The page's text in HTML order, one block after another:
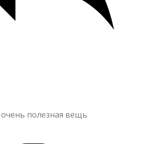
полезная вещь